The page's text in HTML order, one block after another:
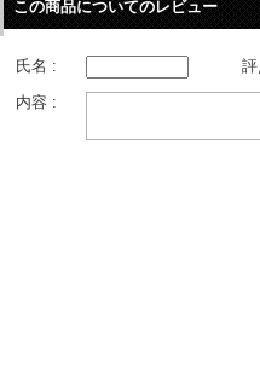
この商品についてのレビュー
氏名 :
内容 :